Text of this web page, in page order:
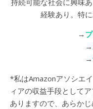
持続可能な社会に興味
経験あり。特
→
→
→
*私はAmazonアソシエ
ィアの収益手段として
ありますので、あらかじ